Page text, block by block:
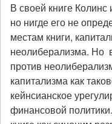
В своей книге Колинс
но нигде его не
местам книги,
неолиберализма. Но
против
капитализма как
кейнсианское
финансовой